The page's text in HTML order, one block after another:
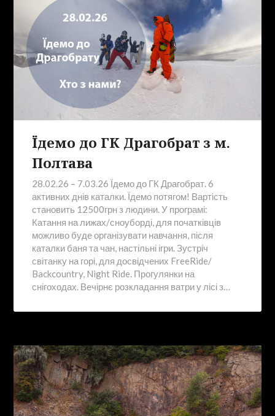
Їдемо до ГК Драгобрат з м.
Полтава
28.02.26 – 7.03.26 Їдемо до ГК Драгобрат. 6
активних днів каталки. Їдемо потягом! Вартість
становить 12500грн з людини. У програмі:
Катання на лижах/сноуборді, для початківців
можливо буде організувати навчання, після
каталки баня та чан, настільні ігри. Зустріч
світанку на горі, для досвідчених FreeRide/
Backcountry, Night Ride. Прогулянки на
снігоходах. Вечірнє розкладання ватри у лісі з…